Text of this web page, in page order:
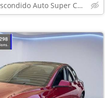
+ Escondido Auto Super Center